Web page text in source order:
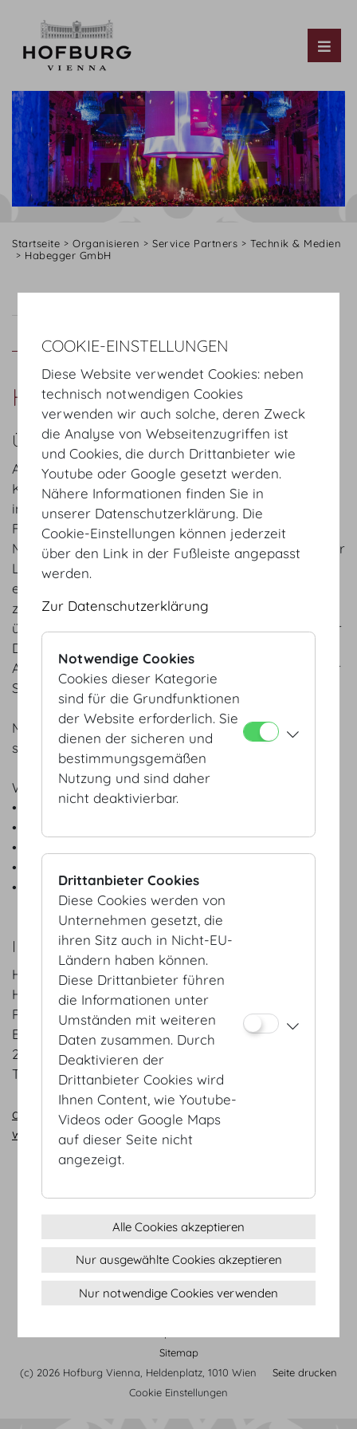
Startseite Organisieren Service Partners
Technik & Medien
Habegger GmbH
Habegger GmbH
Habegger GmbH
ÜBER UNS
Als internationaler Dienstleister in der Live-
Kommunikation setzen wir weltweit Events,
immersive Erlebnisräume & Ausstellungen sowie
Filmproduktionen um – physisch, hybrid und digital.
Mit unserem breit aufgestellten Team sind wir in der
Lage, unseren Kundinnen und Kunden einen
einzigartigen Rundum-Service zu bieten. Dabei
zeichnet uns die Liebe zur Komplexität und zu
überraschenden Lösungen aus. Im Rahmen unserer
Dienstleistungen stehen wir Ihnen vom ersten
Aufkeimen einer Idee bis zur finalen Umsetzung zur
Seite.
Mit bedingungsloser Hingabe – durchdacht und
strategisch – mit dem Ziel, Menschen zu berühren.
Wir bieten
• Veranstaltungstechnik
• Planung
• Film & Grafik
• Digitale Lösungen
• Rauminszenierung
IHR ANSPRECHPARTNER
Habegger GmbH
Herr Christoph Trauner
Projektmanager
Betriebsstraße I/1
2482 Münchendorf
T +43 2259 2000
anfrage@habegger-austria.at
www.habegger-austria.at
AGB
Sitemap
(c) 2026 Hofburg Vienna, Heldenplatz, 1010 Wien
Seite drucken
Cookie Einstellungen
COOKIE-EINSTELLUNGEN
Diese Website verwendet Cookies: neben
technisch notwendigen Cookies
verwenden wir auch solche, deren Zweck
die Analyse von Webseitenzugriffen ist
und Cookies, die durch Drittanbieter wie
Youtube oder Google gesetzt werden.
Nähere Informationen finden Sie in
unserer Datenschutzerklärung. Die
Cookie-Einstellungen können jederzeit
über den Link in der Fußleiste angepasst
werden.
Zur Datenschutzerklärung
Notwendige Cookies
Cookies dieser Kategorie
sind für die Grundfunktionen
der Website erforderlich. Sie
dienen der sicheren und
bestimmungsgemäßen
Nutzung und sind daher
nicht deaktivierbar.
Drittanbieter Cookies
Diese Cookies werden von
Unternehmen gesetzt, die
ihren Sitz auch in Nicht-EU-
Ländern haben können.
Diese Drittanbieter führen
die Informationen unter
Umständen mit weiteren
Daten zusammen. Durch
Deaktivieren der
Drittanbieter Cookies wird
Ihnen Content, wie Youtube-
Videos oder Google Maps
auf dieser Seite nicht
angezeigt.
Alle Cookies akzeptieren
Nur ausgewählte Cookies akzeptieren
Nur notwendige Cookies verwenden